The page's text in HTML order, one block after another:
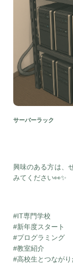
サーバーラック
興味のある方は、
みてください👀✨
#IT専門学校
#新年度スタート
#プログラミング
#教室紹介
#高校生とつながり